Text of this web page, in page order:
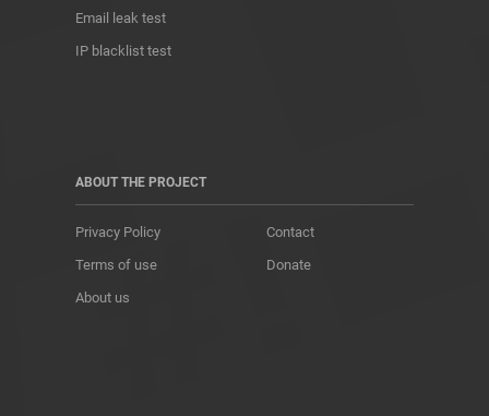
Email leak test
IP blacklist test
ABOUT THE PROJECT
Privacy Policy
Terms of use
About us
Contact
Donate